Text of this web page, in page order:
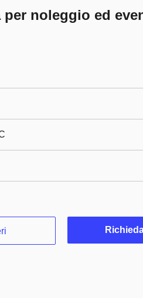
noleggio ed